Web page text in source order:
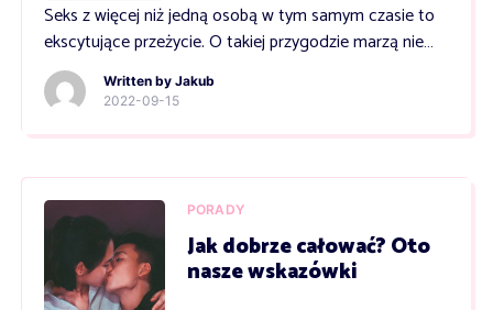
Seks z więcej niż jedną osobą w tym samym czasie to
ekscytujące przeżycie. O takiej przygodzie marzą nie
tylko mężczyźni, ale także wiele kobiet. Jeśli
zastanawiasz się jak namówić żonę na trójkąt, czytaj
Udane życie seksualne to bardzo ważna kwestia. Z
pewnością […]
Written by Jakub
2022-09-15
PORADY
Jak dobrze całować? Oto
nasze wskazówki